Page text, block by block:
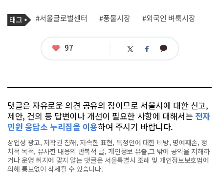
기
사
태
그
#서울글로벌센터 #풍물시장 #외국인 벼룩시장
좋
97 트 페 카
댓글은 자유로운 의견 공유의 장이므로 서울시에 대한 신고,
제안, 건의 등 답변이나 개선이 필요한 사항에 대해서는 전자
민원 응답소 누리집을 이용하여 주시기 바랍니다.
상업성 광고, 저작권 침해, 저속한 표현, 특정인에 대한 비방, 명예훼손, 정
치적 목적, 유사한 내용의 반복적 글, 개인정보 유출,그 밖에 공익을 저해하
거나 운영 취지에 맞지 않는 댓글은 서울특별시 조례 및 개인정보보호법에
의해 통보없이 삭제될 수 있습니다.